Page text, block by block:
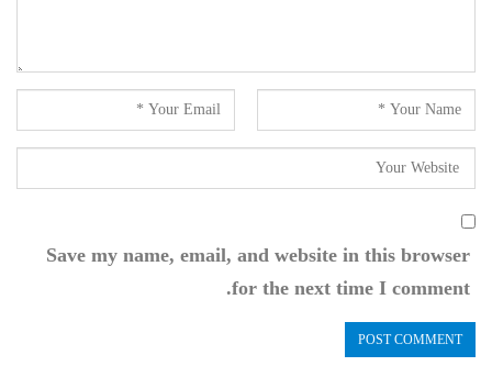
Save my name, email, and website in this browser
for the next time I comment.